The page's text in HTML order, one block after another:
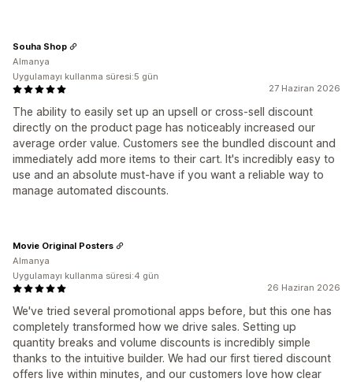
27 Haziran 2026
The ability to easily set up an upsell or cross-sell discount
directly on the product page has noticeably increased our
average order value. Customers see the bundled discount and
immediately add more items to their cart. It's incredibly easy to
use and an absolute must-have if you want a reliable way to
manage automated discounts.
Souha Shop
Almanya
Uygulamayı kullanma süresi:5 gün
26 Haziran 2026
We've tried several promotional apps before, but this one has
completely transformed how we drive sales. Setting up
quantity breaks and volume discounts is incredibly simple
thanks to the intuitive builder. We had our first tiered discount
offers live within minutes, and our customers love how clear
Movie Original Posters
Almanya
Uygulamayı kullanma süresi:4 gün